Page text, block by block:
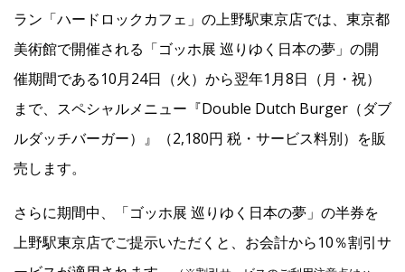
財務・業績情報 IRライブラリー 株式情報 電子公告 IRカレンダー
よくあるご質問 IRお問い合わせ 免責事項
Franchise
Contact
ラン「ハードロックカフェ」の上野駅東京店では、東京都
美術館で開催される「ゴッホ展 巡りゆく日本の夢」の開
催期間である10月24日（火）から翌年1月8日（月・祝）
まで、スペシャルメニュー『Double Dutch Burger（ダブ
ルダッチバーガー）』（2,180円 税・サービス料別）を販
売します。
さらに期間中、「ゴッホ展 巡りゆく日本の夢」の半券を
上野駅東京店でご提示いただくと、お会計から10％割引サ